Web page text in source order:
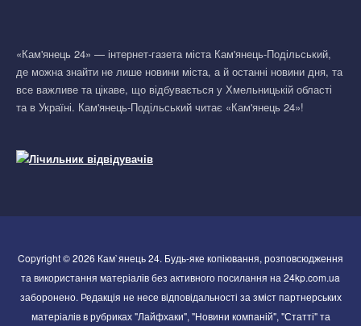
«Кам'янець 24» — інтернет-газета міста Кам'янець-Подільський,
де можна знайти не лише новини міста, а й останні новини дня, та
все важливе та цікаве, що відбувається у Хмельницькій області
та в Україні. Кам'янець-Подільський читає «Кам'янець 24»!
Copyright © 2026 Кам`янець 24. Будь-яке копіювання, розповсюдження
та використання матеріалів без активного посилання на 24kp.com.ua
заборонено. Редакція не несе відповідальності за зміст партнерських
матеріалів в рубриках "Лайфхаки", "Новини компаній", "Статті" та